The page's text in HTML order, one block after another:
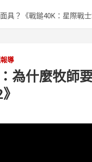
具？《戰鎚40K：星際戰士
導
為什麼牧師